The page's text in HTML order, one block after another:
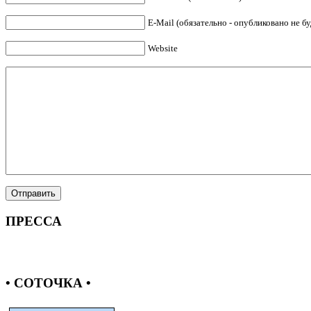
E-Mail (обязательно - опубликовано не
Website
ПРЕССА
• СОТОЧКА •